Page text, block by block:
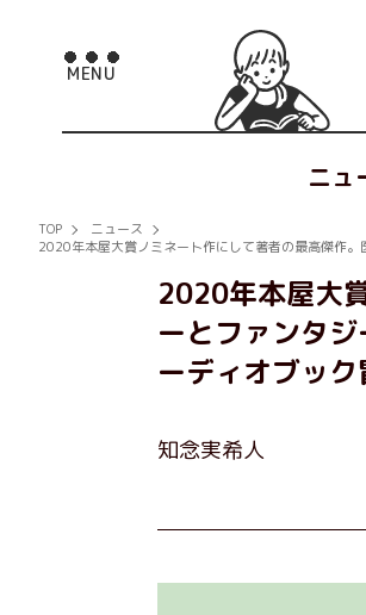
ニュ
TOP
ニュース
2020年本屋大賞ノミネート作にして著者の最高傑作
2020年本屋大
ーとファンタ
ーディオブック
知念実希人